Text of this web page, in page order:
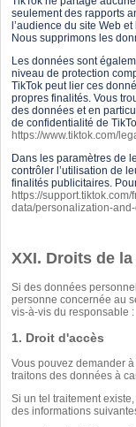
seulement des rapports
l’audience du site Web
Nous supprimons les
Les données sont
niveau de protection
TikTok peut lier ces
propres finalités. Vous
des données et en
de confidentialité de
https://www.tiktok.com/
Dans les paramètres de
contrôler l’utilisation de
finalités publicitaires.
https://
data/personalization-
XXI. Droits de
Si des données
personne concernée au
vis-à-vis du responsable :
1. Droit d'accès
Vous pouvez demander
traitons des données à
Si un tel traitement
des informations